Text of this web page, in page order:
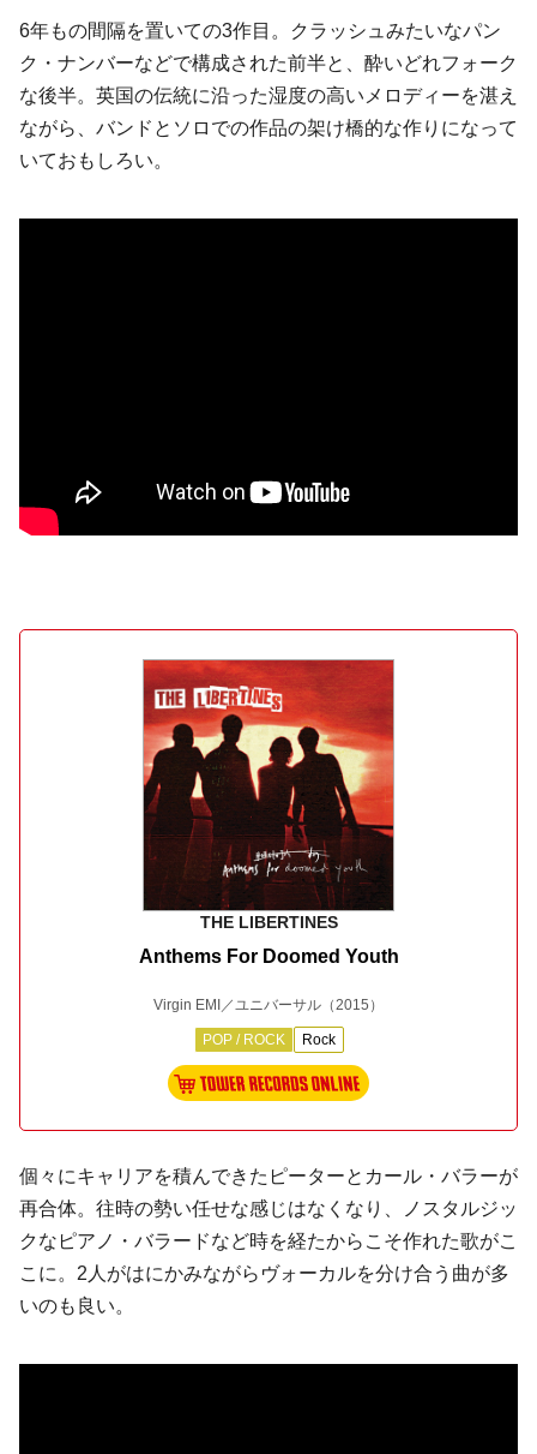
6年もの間隔を置いての3作目。 クラッシュ みたいなパン
ク・ナンバーなどで構成された前半と、酔いどれフォーク
な後半。英国の伝統に沿った湿度の高いメロディーを湛え
ながら、バンドとソロでの作品の架け橋的な作りになって
いておもしろい。
THE LIBERTINES
Anthems For Doomed Youth
Virgin EMI／ユニバーサル （2015）
POP / ROCK Rock
個々にキャリアを積んできたピーターと カール・バラーが
再合体。往時の勢い任せな感じはなくなり、ノスタルジッ
クなピアノ・バラードなど時を経たからこそ作れた歌がこ
こに。2人がはにかみながらヴォーカルを分け合う曲が多
いのも良い。